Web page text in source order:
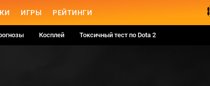
ИГРЫ РЕЙТИНГИ
Косплей Токсичный тест по Dota 2